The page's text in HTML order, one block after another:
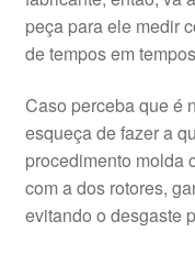
peça para ele medir
de tempos em
Caso perceba que é
esqueça de fazer a
procedimento molda
com a dos rotores,
evitando o desgaste